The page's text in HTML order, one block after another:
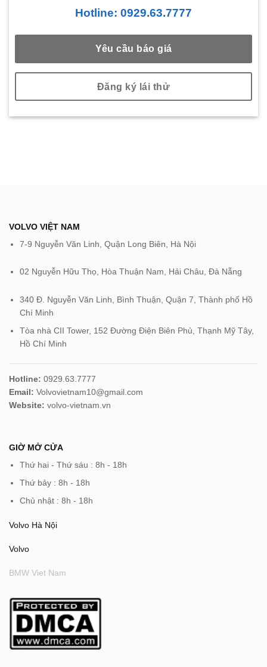
Hotline: 0929.63.7777
Yêu cầu báo giá
Đăng ký lái thử
VOLVO VIỆT NAM
7-9 Nguyễn Văn Linh, Quận Long Biên, Hà Nội
02 Nguyễn Hữu Thọ, Hòa Thuận Nam, Hải Châu, Đà Nẵng
340 Đ. Nguyễn Văn Linh, Bình Thuận, Quận 7, Thành phố Hồ
Chí Minh
Tòa nhà CII Tower, 152 Đường Điện Biên Phủ, Thạnh Mỹ Tây,
Hồ Chí Minh‎
Hotline: 0929.63.7777
Email: Volvovietnam10@gmail.com
Website: volvo-vietnam.vn
GIỜ MỞ CỬA
Thứ hai - Thứ sáu : 8h - 18h
Thứ bảy : 8h - 18h
Chủ nhật : 8h - 18h
Volvo Hà Nội
Volvo
BMW Viet Nam